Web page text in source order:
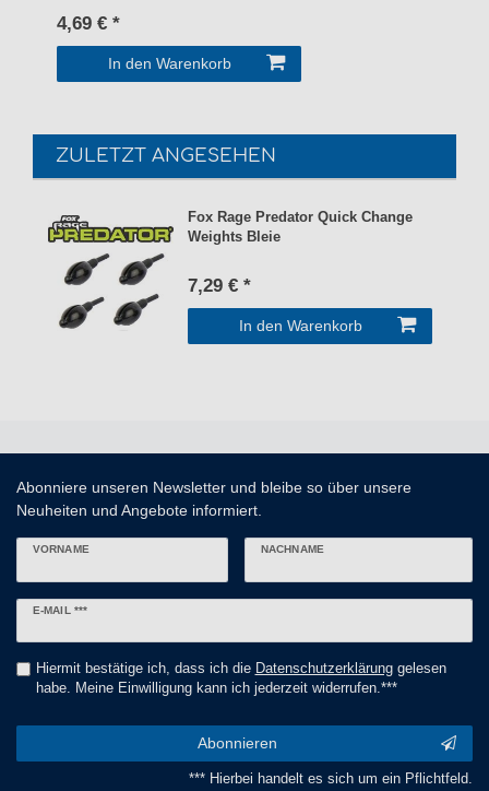
4,69 € *
In den Warenkorb
ZULETZT ANGESEHEN
Fox Rage Predator Quick Change
Weights Bleie
7,29 € *
In den Warenkorb
Abonniere unseren Newsletter und bleibe so über unsere
Neuheiten und Angebote informiert.
VORNAME NACHNAME
E-MAIL ***
Newsletter
Hiermit bestätige ich, dass ich die Daten­schutz­erklärunggelesen
habe. Meine Einwilligung kann ich jederzeit widerrufen.***
Abonnieren
*** Hierbei handelt es sich um ein Pflichtfeld.